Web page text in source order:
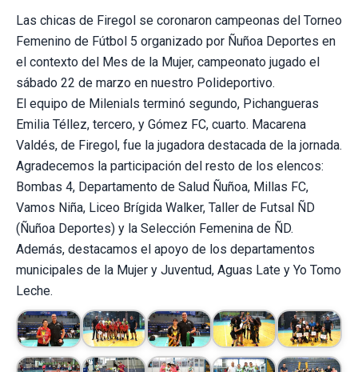
Las chicas de Firegol se coronaron campeonas del Torneo
Femenino de Fútbol 5 organizado por Ñuñoa Deportes en
el contexto del Mes de la Mujer, campeonato jugado el
sábado 22 de marzo en nuestro Polideportivo.
El equipo de Milenials terminó segundo, Pichangueras
Emilia Téllez, tercero, y Gómez FC, cuarto. Macarena
Valdés, de Firegol, fue la jugadora destacada de la jornada.
Agradecemos la participación del resto de los elencos:
Bombas 4, Departamento de Salud Ñuñoa, Millas FC,
Vamos Niña, Liceo Brígida Walker, Taller de Futsal ÑD
(Ñuñoa Deportes) y la Selección Femenina de ÑD.
Además, destacamos el apoyo de los departamentos
municipales de la Mujer y Juventud, Aguas Late y Yo Tomo
Leche.